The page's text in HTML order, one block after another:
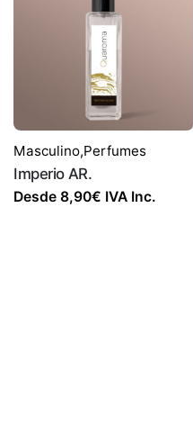
Masculino,Perfumes
Imperio AR.
Desde 8,90€ IVA Inc.